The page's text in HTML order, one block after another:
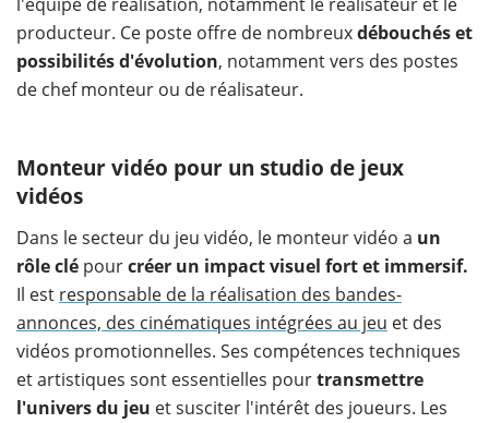
producteur. Ce poste offre de nombreuxdébouchés et
possibilités d'évolution, notamment vers des postes
de chef monteur ou de réalisateur.
Monteur vidéo pour un studio de jeux
vidéos
Dans le secteur du jeu vidéo, le monteur vidéo a un
rôle clé pourcréer un impact visuel fort et immersif.
Il est responsable de la réalisation des bandes-
annonces, des cinématiques intégrées au jeu et des
vidéos promotionnelles. Ses compétences techniques
et artistiques sont essentielles pourtransmettre
l'univers du jeu et susciter l'intérêt des joueurs. Les